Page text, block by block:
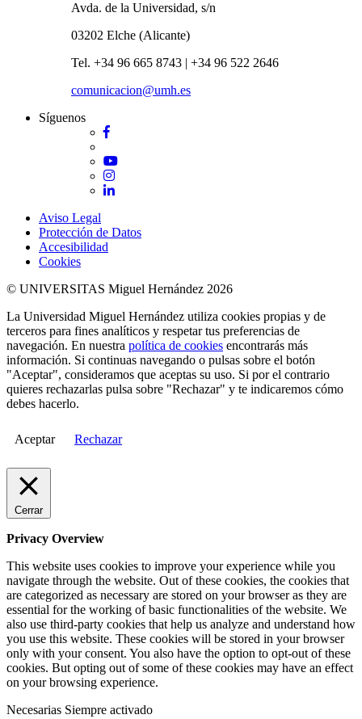
Avda. de la Universidad, s/n
03202 Elche (Alicante)
Tel. +34 96 665 8743 | +34 96 522 2646
comunicacion@umh.es
Síguenos
Facebook
YouTube
Instagram
LinkedIn
Aviso Legal
Protección de Datos
Accesibilidad
Cookies
© UNIVERSITAS Miguel Hernández 2026
La Universidad Miguel Hernández utiliza cookies propias y de
terceros para fines analíticos y respetar tus preferencias de
navegación. En nuestra política de cookies encontrarás más
información. Si continuas navegando o pulsas sobre el botón
"Aceptar", consideramos que aceptas su uso. Si por el contrario
quieres rechazarlas pulsa sobre "Rechazar" y te indicaremos cómo
debes hacerlo.
Aceptar Rechazar
Cerrar
Privacy Overview
This website uses cookies to improve your experience while you
navigate through the website. Out of these cookies, the cookies that
are categorized as necessary are stored on your browser as they are
essential for the working of basic functionalities of the website. We
also use third-party cookies that help us analyze and understand how
you use this website. These cookies will be stored in your browser
only with your consent. You also have the option to opt-out of these
cookies. But opting out of some of these cookies may have an effect
on your browsing experience.
Necesarias Siempre activado